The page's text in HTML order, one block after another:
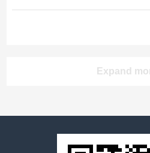
Expand